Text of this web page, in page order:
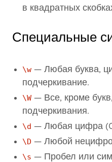
в квадратных
Специальные
\w — Любая буква,
подчеркивание.
\W — Все, кроме
подчеркивания.
\d — Любая цифра
\D — Любой
\s — Пробел или